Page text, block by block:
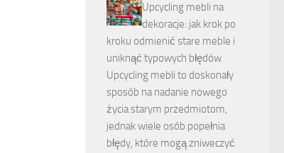
Upcycling mebli na
dekoracje: jak krok po
kroku odmienić stare meble i
uniknąć typowych błędów
Upcycling mebli to doskonały
sposób na nadanie nowego
życia starym przedmiotom,
jednak wiele osób popełnia
błędy, które mogą zniweczyć